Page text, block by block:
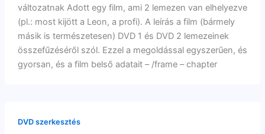
változatnak Adott egy film, ami 2 lemezen van elhelyezve
(pl.: most kijött a Leon, a profi). A leírás a film (bármely
másik is természetesen) DVD 1 és DVD 2 lemezeinek
összefűzéséről szól. Ezzel a megoldással egyszerűen, és
gyorsan, és a film belső adatait – /frame – chapter
DVD szerkesztés